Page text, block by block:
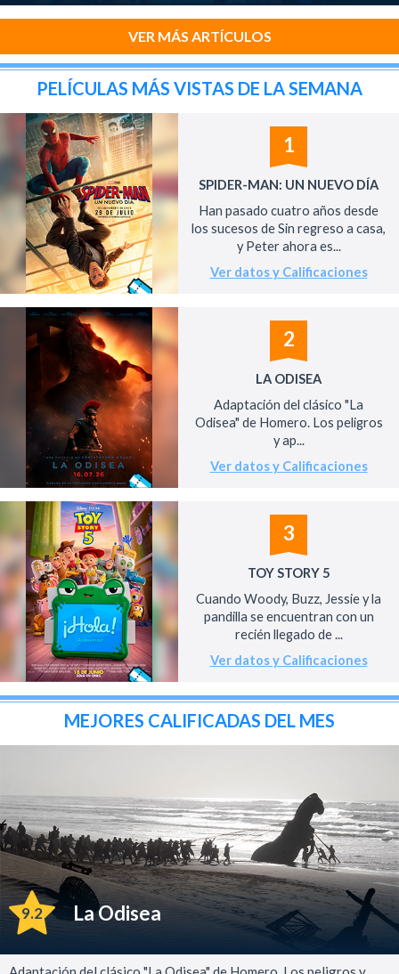
VER MÁS ARTÍCULOS
PELÍCULAS MÁS VISTAS DE LA SEMANA
1
SPIDER-MAN: UN NUEVO DÍA
Han pasado cuatro años desde
los sucesos de Sin regreso a casa,
y Peter ahora es...
Ver datos y Calificaciones
2
LA ODISEA
Adaptación del clásico "La
Odisea" de Homero. Los peligros
y ap...
Ver datos y Calificaciones
3
TOY STORY 5
Cuando Woody, Buzz, Jessie y la
pandilla se encuentran con un
recién llegado de ...
Ver datos y Calificaciones
MEJORES CALIFICADAS DEL MES
9.2 La Odisea